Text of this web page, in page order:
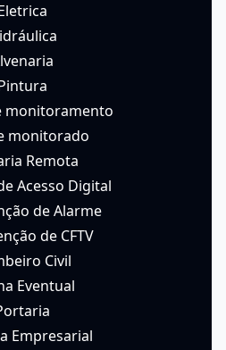
monitoramento
monitorado
Remota
Acesso Digital
de Alarme
de CFTV
Civil
Eventual
Empresarial